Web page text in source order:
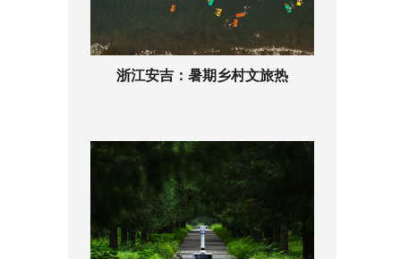
浙江安吉：暑期乡村文旅热